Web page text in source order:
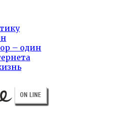
– один